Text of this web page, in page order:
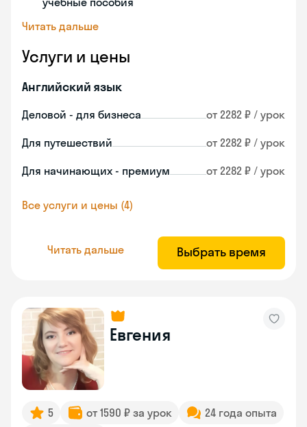
Читать дальше
Услуги и цены
Английский язык
Деловой - для бизнеса от 2282 ₽ / урок
Для путешествий от 2282 ₽ / урок
Для начинающих - премиум от 2282 ₽ / урок
Все услуги и цены (4)
Читать дальше Выбрать время
Евгения
5 от 1590 ₽ за урок
24 года опыта